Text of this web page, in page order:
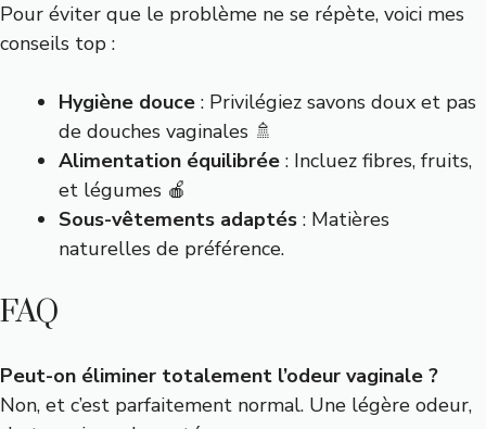
Pour éviter que le problème ne se répète, voici mes
conseils top :
Hygiène douce : Privilégiez savons doux et pas
de douches vaginales 🚿
Alimentation équilibrée : Incluez fibres, fruits,
et légumes 🍎
Sous-vêtements adaptés : Matières
naturelles de préférence.
FAQ
Peut-on éliminer totalement l’odeur vaginale ?
Non, et c’est parfaitement normal. Une légère odeur,